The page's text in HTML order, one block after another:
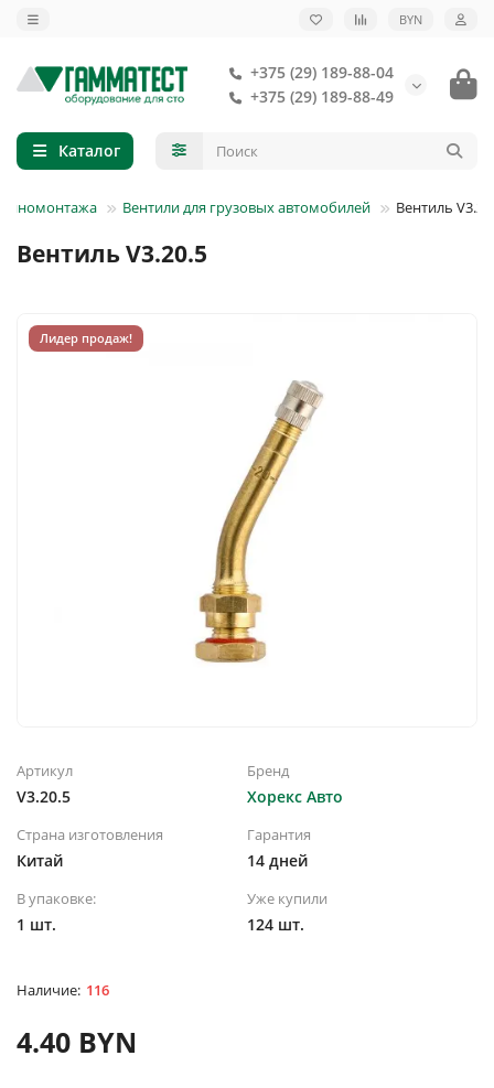
BYN
+375 (29) 189-88-04
+375 (29) 189-88-49
Каталог
Вентили для грузовых автомобилей Вентиль
Вентиль V3.20.5
Лидер продаж!
Артикул
V3.20.5
Бренд
Хорекс Авто
Страна изготовления
Китай
Гарантия
14 дней
В упаковке:
1 шт.
Уже купили
124 шт.
116
4.40 BYN